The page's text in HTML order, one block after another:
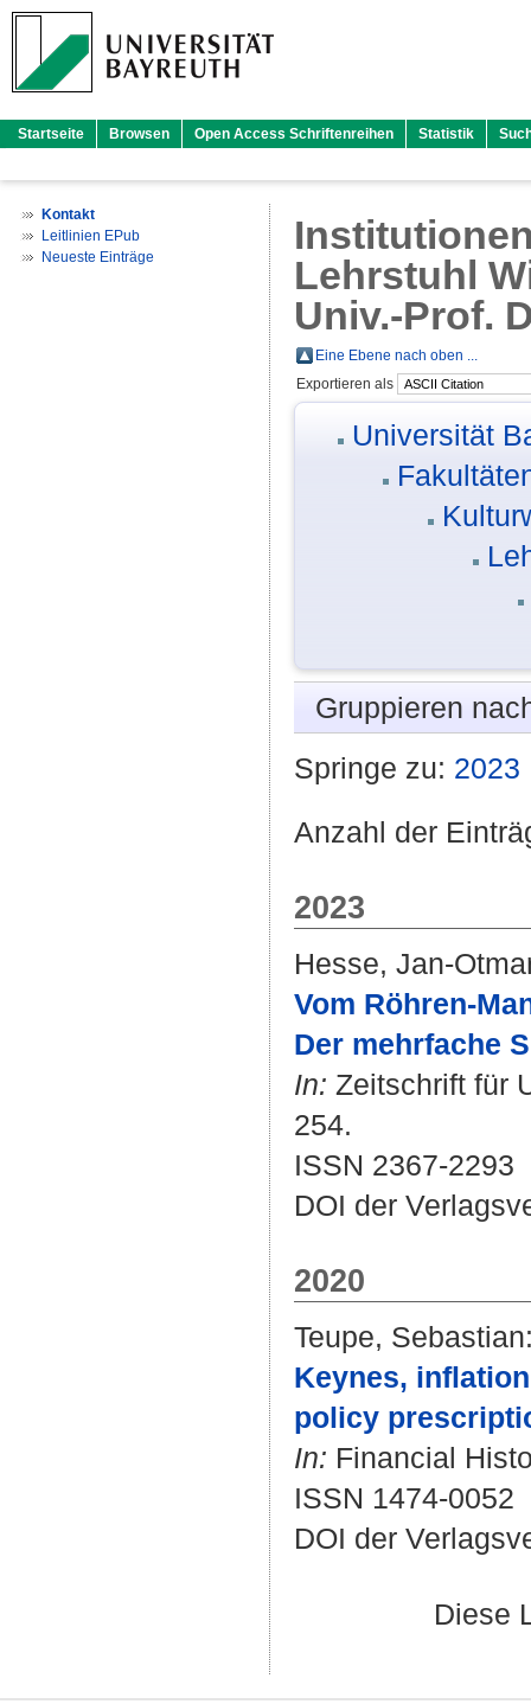
Startseite Browsen Open Access Schriftenreihen Statistik
Kontakt
Leitlinien EPub
Neueste Einträge
Lehrstuhl
Univ.-Prof.
Eine Ebene nach oben ...
Exportieren als
Universität
Gruppieren
Springe zu: 2023
Anzahl der
2023
Hesse, Jan-
Vom Röhren-
Der mehrfache
In: Zeitschrift für
254.
ISSN 2367-2293
DOI der
2020
Teupe, Sebastian
Keynes,
policy
In: Financial
ISSN 1474-0052
DOI der
Diese